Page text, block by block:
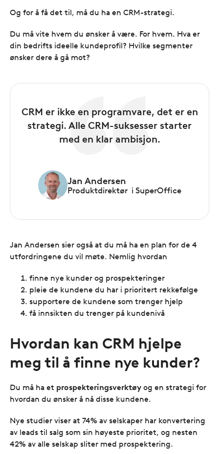
Og for å få det til, må du ha en CRM-strategi.
Du må vite hvem du ønsker å være. For hvem. Hva er
din bedrifts ideelle kundeprofil? Hvilke segmenter
ønsker dere å gå mot?
CRM er ikke en programvare, det er en
strategi. Alle CRM-suksesser starter
med en klar ambisjon.
Jan Andersen
Produktdirektør i SuperOffice
Jan Andersen sier også at du må ha en plan for de 4
utfordringene du vil møte. Nemlig hvordan
finne nye kunder og prospekteringer
pleie de kundene du har i prioritert rekkefølge
supportere de kundene som trenger hjelp
få innsikten du trenger på kundenivå
Hvordan kan CRM hjelpe
meg til å finne nye kunder?
Du må ha et prospekteringsverktøy og en strategi for
hvordan du ønsker å nå disse kundene.
Nye studier viser at 74% av selskaper har konvertering
av leads til salg som sin høyeste prioritet, og nesten
42% av alle selskap sliter med prospektering.